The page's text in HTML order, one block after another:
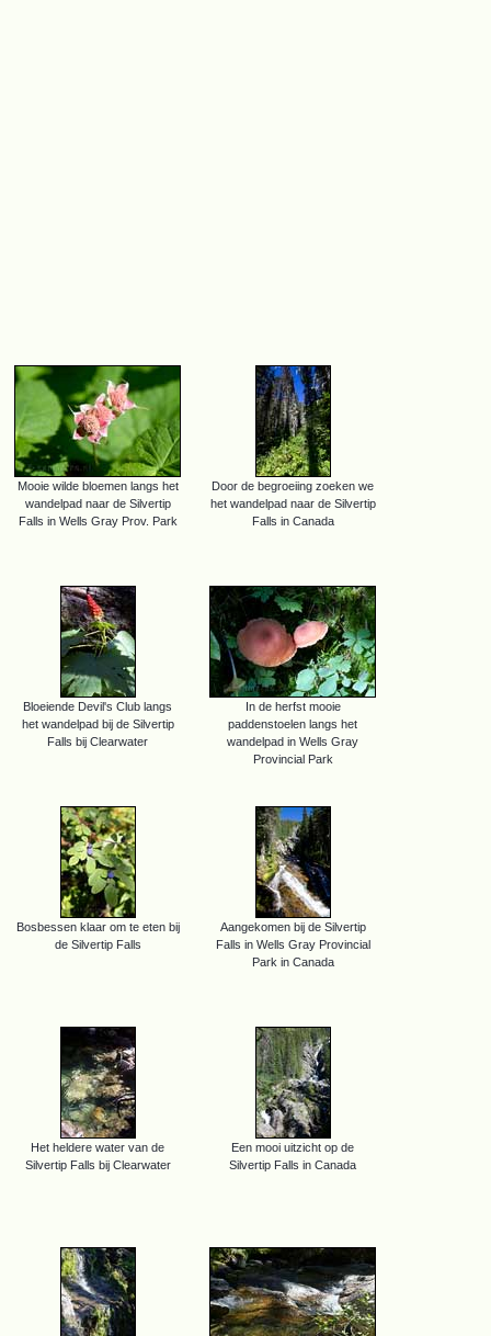
Mooie wilde bloemen langs het
wandelpad naar de Silvertip
Falls in Wells Gray Prov. Park
Door de begroeiing zoeken we
het wandelpad naar de Silvertip
Falls in Canada
Bloeiende Devil's Club langs
het wandelpad bij de Silvertip
Falls bij Clearwater
In de herfst mooie
paddenstoelen langs het
wandelpad in Wells Gray
Provincial Park
Bosbessen klaar om te eten bij
de Silvertip Falls
Aangekomen bij de Silvertip
Falls in Wells Gray Provincial
Park in Canada
Het heldere water van de
Silvertip Falls bij Clearwater
Een mooi uitzicht op de
Silvertip Falls in Canada